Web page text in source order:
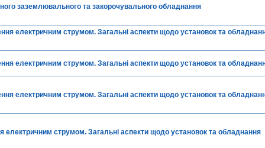
заземлювального та закорочувального обладнання
електричним струмом. Загальні аспекти щодо установок та
електричним струмом. Загальні аспекти щодо установок та
електричним струмом. Загальні аспекти щодо установок та
електричним струмом. Загальні аспекти щодо установок та обладнання